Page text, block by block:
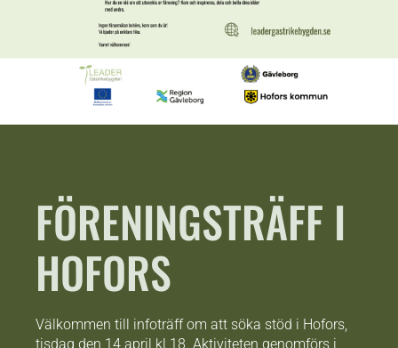
FÖRENINGSTRÄFF I
HOFORS
Välkommen till infoträff om att söka stöd i Hofors,
tisdag den 14 april kl 18. Aktiviteten genomförs i